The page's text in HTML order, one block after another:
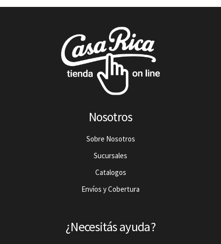
Nosotros
Sobre Nosotros
Sucursales
Catalogos
Envíos y Cobertura
¿Necesitás ayuda?